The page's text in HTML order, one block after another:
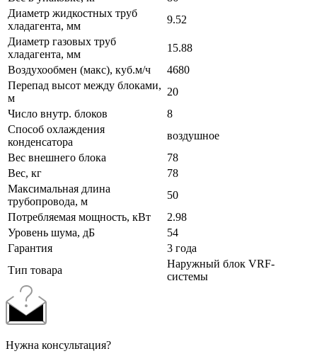
Диаметр жидкостных труб
хладагента, мм
9.52
Диаметр газовых труб
хладагента, мм
15.88
Воздухообмен (макс), куб.м/ч
4680
Перепад высот между блоками,
м
20
Число внутр. блоков
8
Способ охлаждения
конденсатора
воздушное
Вес внешнего блока
78
Вес, кг
78
Максимальная длина
трубопровода, м
50
Потребляемая мощность, кВт
2.98
Уровень шума, дБ
54
Гарантия
3 года
Тип товара
Наружный блок VRF-
системы
Нужна консультация?